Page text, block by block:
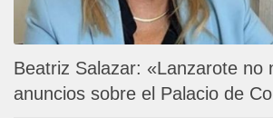
Beatriz Salazar: «Lanzarote no
anuncios sobre el Palacio de